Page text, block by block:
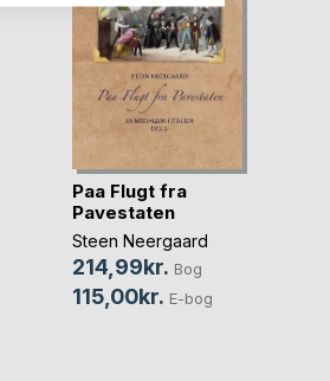
Paa Flugt fra
Pavestaten
Steen Neergaard
214,99kr. Bog
115,00kr. E-bog